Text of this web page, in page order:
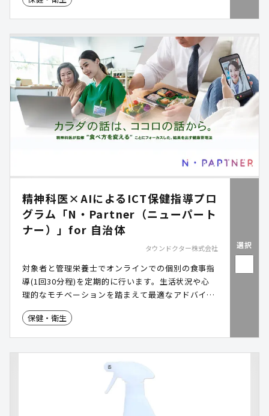
精神科医×AIによるICT保健指導プロ
グラム「N・Partner（ニューパート
ナー）」for 自治体
タウンドクター株式会社
対象者と管理栄養士でオンラインでの個別の食事指
導(1回30分程)を定期的に行います。生活状況や心
理的なモチベーションを踏まえて最適なアドバイス
を提供します。
保健・衛生
選択